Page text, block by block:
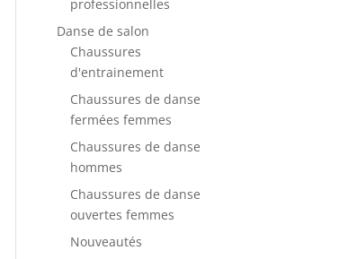
professionnelles
Danse de salon
Chaussures
d'entrainement
Chaussures de danse
fermées femmes
Chaussures de danse
hommes
Chaussures de danse
ouvertes femmes
Nouveautés